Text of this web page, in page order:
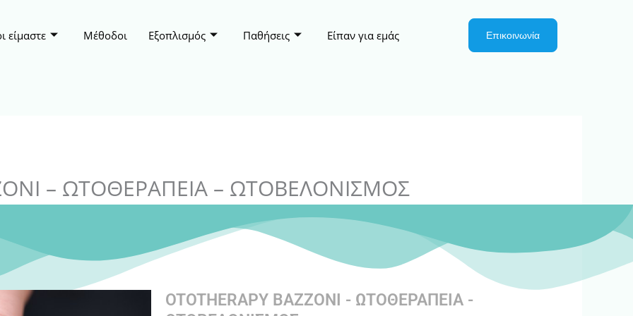
είμαστε Μέθοδοι Εξοπλισμός Παθήσεις Είπαν για εμάς Επικοινωνία
– ΩΤΟΘΕΡΑΠΕΙΑ – ΩΤΟΒΕΛΟΝΙΣΜΟΣ
OTOTHERAPY BAZZONI - ΩΤΟΘΕΡΑΠΕΙΑ -